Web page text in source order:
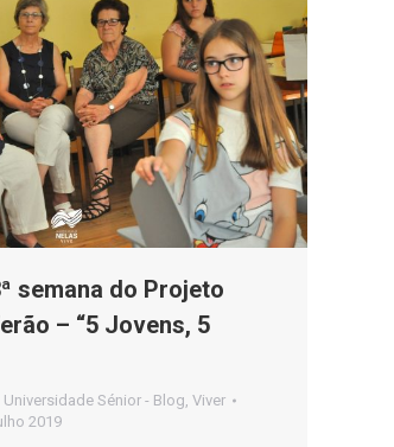
semana do Projeto
– “5 Jovens, 5
Universidade Sénior - Blog, Viver
2019